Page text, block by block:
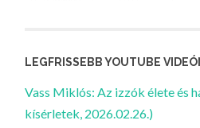
LEGFRISSEBB YOUTUBE
Vass Miklós: Az izzók élete és
kísérletek, 2026.02.26.)